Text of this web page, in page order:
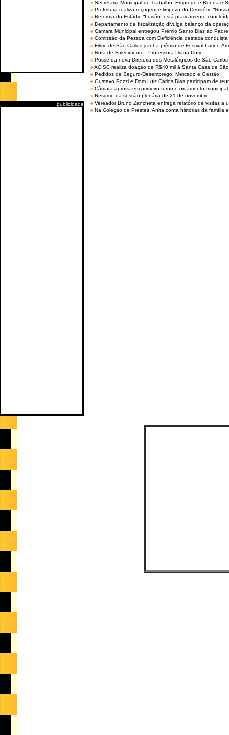
publicidade
Secretaria Municipal de Trabalho, Emprego e Renda e
Prefeitura realiza roçagem e limpeza do Cemitério
Reforma do Estádio “Luisão” está praticamente
Departamento de fiscalização divulga balanço da
Câmara Municipal entregou Prêmio Santo Dias ao
Comissão da Pessoa com Deficiência destaca
Filme de São Carlos ganha prêmio de Festival Latino-
Nota de Falecimento - Professora Diana Cury
Posse da nova Diretoria dos Metalúrgicos de São
ACISC realiza doação de R$40 mil à Santa Casa de
Pedidos de Seguro-Desemprego, Mercado e Gestão
Gustavo Pozzi e Dom Luiz Carlos Dias participam de
Câmara aprova em primeiro turno o orçamento
Resumo da sessão plenária de 21 de novembro
Vereador Bruno Zancheta entrega relatório de visitas a
Na Coleção de Prestes, Anita conta histórias da família